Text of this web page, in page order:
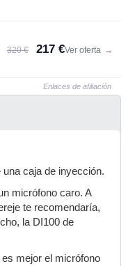
320 € 217 €Ver oferta →
Enlaces de afiliación
caja de inyección.
micrófono caro. A
te recomendaría,
la DI100 de
mejor el micrófono